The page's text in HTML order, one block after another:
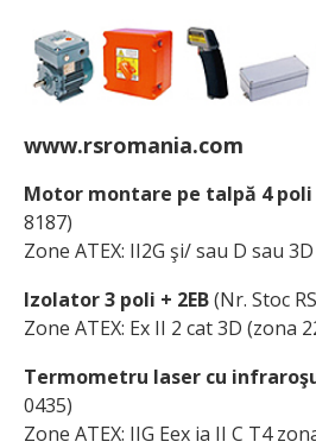
www.rsromania.com
Motor montare pe talpă 4 poli
8187)
Zone ATEX: II2G şi/ sau D sau 3D
Izolator 3 poli + 2EB(Nr. Stoc
Zone ATEX: Ex II 2 cat 3D (zona
Termometru laser cu
0435)
Zone ATEX: IIG Eex ia II C T4